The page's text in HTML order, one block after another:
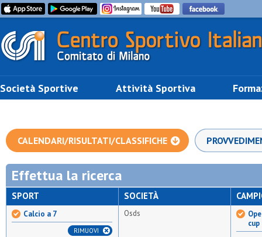
Società Sportive Attività Sportiva
CALENDARI/RISULTATI/CLASSIFICHE
Effettua la ricerca
SPORT
Calcio a 7
RIMUOVI
SOCIETÀ
Osds
cup